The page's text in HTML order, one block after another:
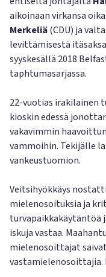
aikoinaan virkansa
Merkeliä(CDU) ja
levittämisestä
syyskesällä 2018
taphtumasarjassa.
22-vuotias irakilainen
kioskin edessä
vakavimmin
vammoihin. Tekijälle
vankeustuomion.
Veitsihyökkäys
mielenosoituksia ja
turvapaikkakäytäntöä
iskuja vastaa.
mielenosoittajat
vastamielenosoittajia.